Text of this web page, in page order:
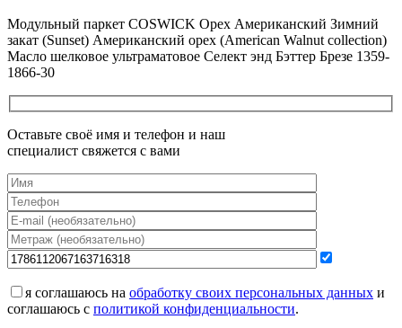
Модульный паркет COSWICK Орех Американский Зимний
закат (Sunset) Американский орех (American Walnut collection)
Масло шелковое ультраматовое Селект энд Бэттер Брезе 1359-
1866-30
Оставьте своё имя и телефон и наш
специалист свяжется с вами
я соглашаюсь на обработку своих персональных данных и
соглашаюсь с политикой конфиденциальности.